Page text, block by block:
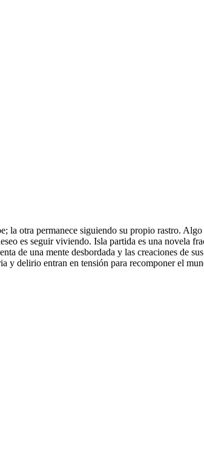
otra permanece siguiendo su propio rastro. Algo
es seguir viviendo. Isla partida es una novela
de una mente desbordada y las creaciones de
y delirio entran en tensión para recomponer el